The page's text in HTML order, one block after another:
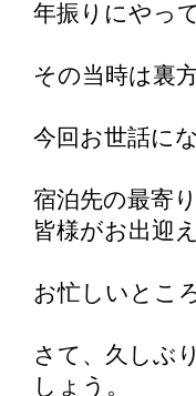
年振りにやっ
その当時は裏
今回お世話に
宿泊先の最寄
皆様がお出迎
お忙しいとこ
さて、久しぶ
しょう。